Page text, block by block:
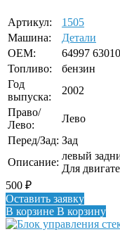
Артикул:
1505
Машина:
Детали
OEM:
64997 63010
Топливо:
бензин
Год
выпуска:
2002
Право/
Лево:
Лево
Перед/Зад: Зад
Описание:
левый
Для
500 ₽
Оставить заявку
В корзине В корзину